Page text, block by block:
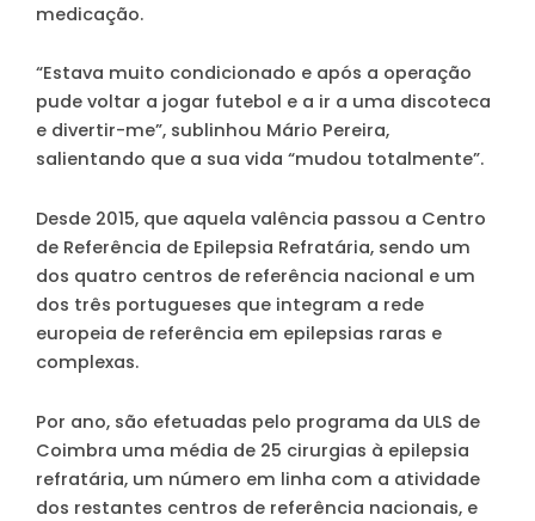
medicação.
“Estava muito condicionado e após a operação
pude voltar a jogar futebol e a ir a uma discoteca
e divertir-me”, sublinhou Mário Pereira,
salientando que a sua vida “mudou totalmente”.
Desde 2015, que aquela valência passou a Centro
de Referência de Epilepsia Refratária, sendo um
dos quatro centros de referência nacional e um
dos três portugueses que integram a rede
europeia de referência em epilepsias raras e
complexas.
Por ano, são efetuadas pelo programa da ULS de
Coimbra uma média de 25 cirurgias à epilepsia
refratária, um número em linha com a atividade
dos restantes centros de referência nacionais, e